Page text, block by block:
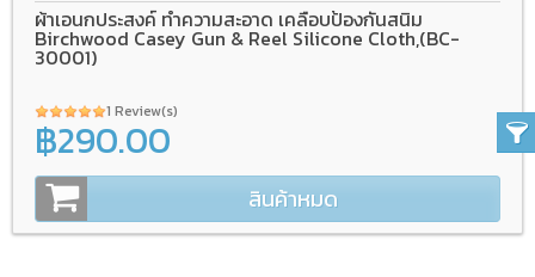
ผ้าเอนกประสงค์ ทำความสะอาด เคลือบป้องกันสนิม
Birchwood Casey Gun & Reel Silicone Cloth,(BC-
30001)
1 Review(s)
฿290.00
สินค้าหมด